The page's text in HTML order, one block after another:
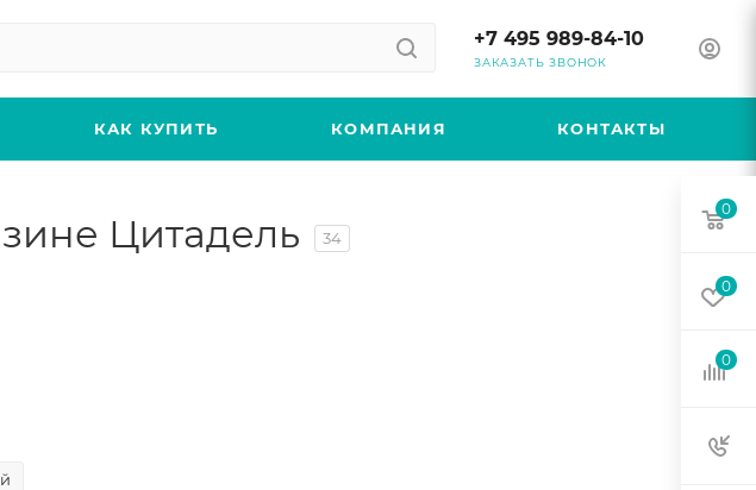
+7 495 989-84-10
ЗАКАЗАТЬ ЗВОНОК
КАК КУПИТЬ КОМПАНИЯ КОНТАКТЫ
Цитадель 34
0
0
0